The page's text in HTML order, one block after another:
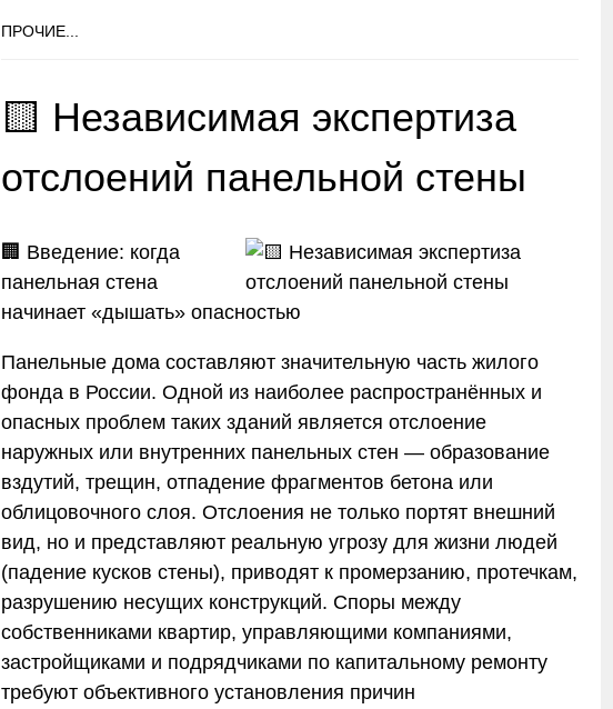
ПРОЧИЕ...
🟨 Независимая экспертиза
отслоений панельной стены
🏢 Введение: когда
панельная стена
начинает «дышать» опасностью
Панельные дома составляют значительную часть жилого
фонда в России. Одной из наиболее распространённых и
опасных проблем таких зданий является отслоение
наружных или внутренних панельных стен — образование
вздутий, трещин, отпадение фрагментов бетона или
облицовочного слоя. Отслоения не только портят внешний
вид, но и представляют реальную угрозу для жизни людей
(падение кусков стены), приводят к промерзанию, протечкам,
разрушению несущих конструкций. Споры между
собственниками квартир, управляющими компаниями,
застройщиками и подрядчиками по капитальному ремонту
требуют объективного установления причин